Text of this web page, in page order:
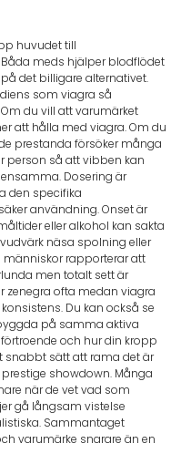
huvudet till
meds hjälper blodflödet
det billigare alternativet.
som viagra så
du vill att varumärket
att hålla med viagra. Om du
prestanda försöker många
person så att vibben kan
Dosering är
den specifika
användning. Onset är
eller alkohol kan sakta
näsa spolning eller
människor rapporterar att
men totalt sett är
zenegra ofta medan viagra
Du kan också se
på samma aktiva
och hur din kropp
snabbt sätt att rama det är
showdown. Många
när de vet vad som
gå långsam vistelse
Sammantaget
varumärke snarare än en